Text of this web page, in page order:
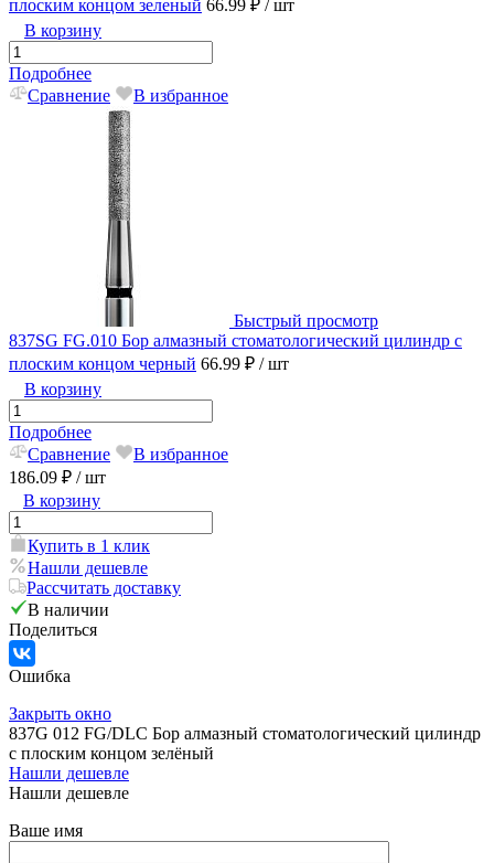
плоским концом зеленый 66.99 ₽ / шт
В корзину
Подробнее
Сравнение
В избранное
Быстрый просмотр
837SG FG.010 Бор алмазный стоматологический цилиндр с
плоским концом черный 66.99 ₽ / шт
В корзину
Подробнее
Сравнение
В избранное
186.09 ₽ / шт
В корзину
Купить в 1 клик
Нашли дешевле
Рассчитать доставку
В наличии
Поделиться
Ошибка
Закрыть окно
837G 012 FG/DLC Бор алмазный стоматологический цилиндр
с плоским концом зелёный
Нашли дешевле
Нашли дешевле
Ваше имя